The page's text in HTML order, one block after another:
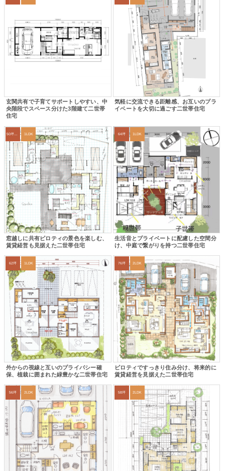
玄関共有で子育てサポートしやすい、中
央階段でスペース分けた3階建て二世帯
住宅
気軽に交流できる距離感、お互いのプラ
イベートを大切に過ごす二世帯住宅
1LDK
窓越しに共有ピロティの景色を楽しむ、
賃貸経営も見据えた二世帯住宅
64坪 1LDK
生活音とプライベートに配慮した空間分
け、中庭で繋がりを持つ二世帯住宅
62坪 1LDK
外からの視線と互いのプライバシー確
保、植栽に囲まれた緑豊かな二世帯住宅
76坪 2LDK
ピロティですっきり住み分け、将来的に
賃貸経営を見据えた二世帯住宅
56坪 2LDK 58坪 2LDK